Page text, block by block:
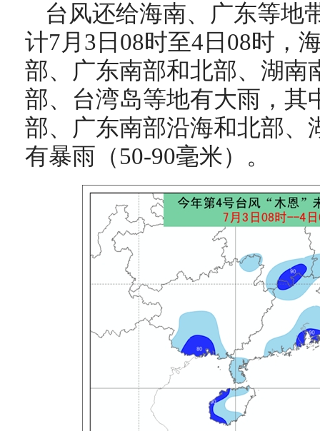
台风还给海南、广东等地
计7月3日08时至4日08时，
部、广东南部和北部、湖南
部、台湾岛等地有大雨，其
部、广东南部沿海和北部、
有暴雨（50-90毫米）。